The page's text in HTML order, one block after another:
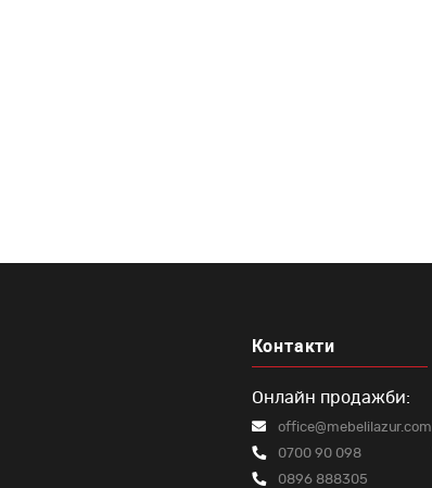
Контакти
Онлайн продажби:
office@mebelilazur.com
0700 90 098
0896 888305